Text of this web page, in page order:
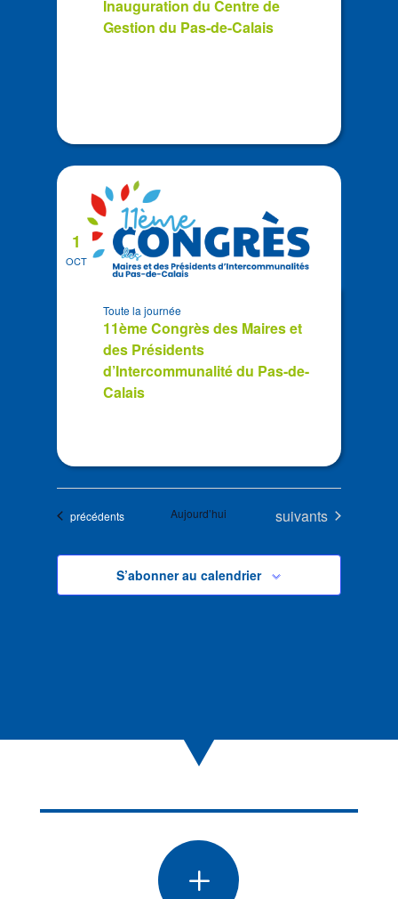
ViewInauguration du Centre de
Gestion du Pas-de-Calais
OCT
1
11ème Congrès des Maires et
des Présidents
d’Intercommunalité du Pas-de-
Calais
Toute la journée
Évènements
précédents Aujourd’hui Évènements
suivants
S’abonner au calendrier
L